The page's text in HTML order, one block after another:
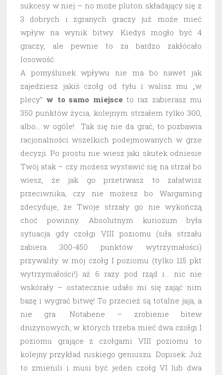
sukcesy w niej – no może pluton składający się z
3 dobrych i zgranych graczy już może mieć
wpływ na wynik bitwy. Kiedyś mogło być 4
graczy, ale pewnie to za bardzo zakłócało
losowość.
A pomyślunek wpływu nie ma bo nawet jak
zajedziesz jakiś czołg od tyłu i walisz mu „w
plecy” w to samo miejsce to raz zabierasz mu
350 punktów życia, kolejnym strzałem tylko 300,
albo… w ogóle! Tak się nie da grać, to pozbawia
racjonalności wszelkich podejmowanych w grze
decyzji. Po prostu nie wiesz jaki skutek odniesie
Twój atak – czy możesz wystawić się na strzał bo
wiesz, że jak go przetrwasz to załatwisz
przeciwnika, czy nie możesz bo Wargaming
zdecyduje, że Twoje strzały go nie wykończą
choć powinny. Absolutnym kuriozum była
sytuacja gdy czołgi VIII poziomu (siła strzału
zabiera 300-450 punktów wytrzymałości)
przywaliły w mój czołg I poziomu (tylko 115 pkt
wytrzymałości!) aż 6 razy pod rząd i… nic nie
wskórały – ostatecznie udało mi się zająć nim
bazę i wygrać bitwę! To przecież są totalne jaja, a
nie gra. Notabene – zrobienie bitew
drużynowych, w których trzeba mieć dwa czołgi I
poziomu grające z czołgami VIII poziomu to
kolejny przykład ruskiego geniuszu. Dopisek: Już
to zmienili i musi być jeden czołg VI lub dwa